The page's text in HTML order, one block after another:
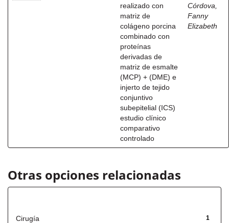
realizado con
matriz de
colágeno porcina
combinado con
proteínas
derivadas de
matriz de esmalte
(MCP) + (DME) e
injerto de tejido
conjuntivo
subepitelial (ICS)
estudio clínico
comparativo
controlado
Córdova,
Fanny
Elizabeth
Otras opciones relacionadas
1
Cirugía